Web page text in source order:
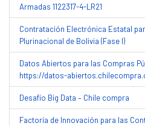
Armadas 1122317-4-LR21
Contratación Electrónica Estatal
Plurinacional de Bolivia (Fase I)
Datos Abiertos para las Compras
https://datos-
Desafío Big Data – Chile compra
Factoría de Innovación para las